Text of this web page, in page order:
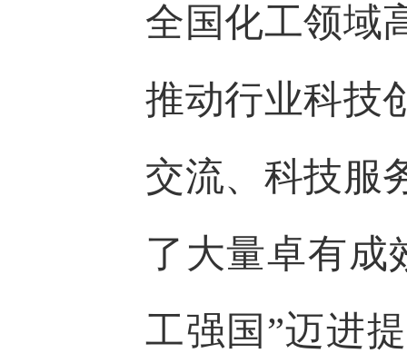
全国化工领域
推动行业科技
交流、科技服
了大量卓有成
工强国”迈进